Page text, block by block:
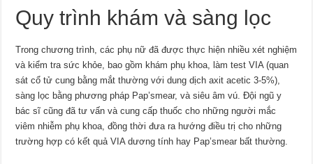
Quy trình khám và sàng lọc
Trong chương trình, các phụ nữ đã được thực hiện nhiều xét nghiệm
và kiểm tra sức khỏe, bao gồm khám phụ khoa, làm test VIA (quan
sát cổ tử cung bằng mắt thường với dung dịch axit acetic 3-5%),
sàng lọc bằng phương pháp Pap’smear, và siêu âm vú. Đội ngũ y
bác sĩ cũng đã tư vấn và cung cấp thuốc cho những người mắc
viêm nhiễm phụ khoa, đồng thời đưa ra hướng điều trị cho những
trường hợp có kết quả VIA dương tính hay Pap’smear bất thường.